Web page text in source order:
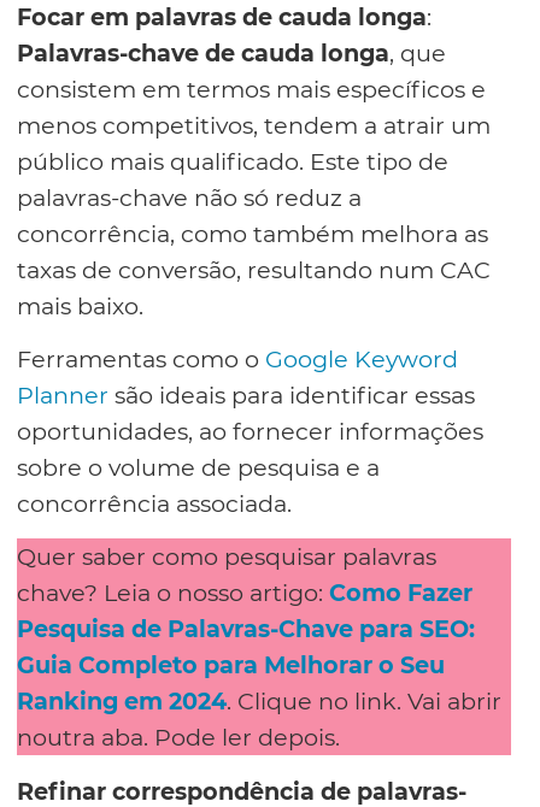
Focar em palavras de cauda longa:
Palavras-chave de cauda longa, que
consistem em termos mais específicos e
menos competitivos, tendem a atrair um
público mais qualificado. Este tipo de
palavras-chave não só reduz a
concorrência, como também melhora as
taxas de conversão, resultando num CAC
mais baixo.
Ferramentas como o Google Keyword
Planner são ideais para identificar essas
oportunidades, ao fornecer informações
sobre o volume de pesquisa e a
concorrência associada.
Quer saber como pesquisar palavras
chave? Leia o nosso artigo: Como Fazer
Pesquisa de Palavras-Chave para SEO:
Guia Completo para Melhorar o Seu
Ranking em 2024. Clique no link. Vai abrir
noutra aba. Pode ler depois.
Refinar correspondência de palavras-